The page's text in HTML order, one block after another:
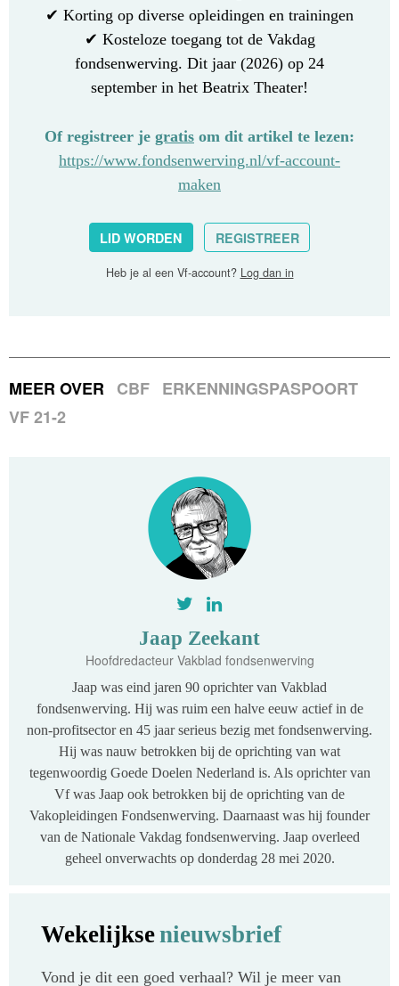
✔ Korting op diverse opleidingen en trainingen
✔ Kosteloze toegang tot de Vakdag
fondsenwerving. Dit jaar (2026) op 24
september in het Beatrix Theater!
Of registreer je gratis om dit artikel te lezen:
https://www.fondsenwerving.nl/vf-account-
maken
LID WORDEN REGISTREER
Heb je al een Vf-account? Log dan in
MEER OVER CBF ERKENNINGSPASPOORT
VF 21-2
Jaap Zeekant
Hoofdredacteur Vakblad fondsenwerving
Jaap was eind jaren 90 oprichter van Vakblad
fondsenwerving. Hij was ruim een halve eeuw actief in de
non-profitsector en 45 jaar serieus bezig met fondsenwerving.
Hij was nauw betrokken bij de oprichting van wat
tegenwoordig Goede Doelen Nederland is. Als oprichter van
Vf was Jaap ook betrokken bij de oprichting van de
Vakopleidingen Fondsenwerving. Daarnaast was hij founder
van de Nationale Vakdag fondsenwerving. Jaap overleed
geheel onverwachts op donderdag 28 mei 2020.
Wekelijksenieuwsbrief
Vond je dit een goed verhaal? Wil je meer van